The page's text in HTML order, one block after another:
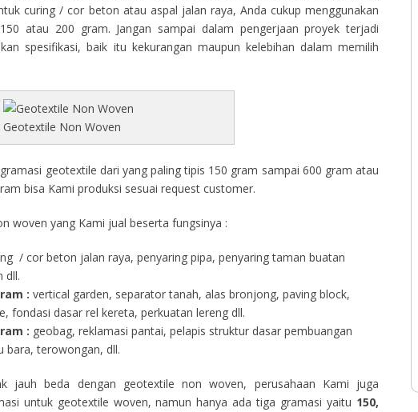
curing / cor beton atau aspal jalan raya, Anda cukup menggunakan
atau 200 gram. Jangan sampai dalam pengerjaan proyek terjadi
spesifikasi, baik itu kekurangan maupun kelebihan dalam memilih
Geotextile Non Woven
geotextile dari yang paling tipis 150 gram sampai 600 gram atau
bisa Kami produksi sesuai request customer.
woven yang Kami jual beserta fungsinya :
/ cor beton jalan raya, penyaring pipa, penyaring taman buatan
dll.
: vertical garden, separator tanah, alas bronjong, paving block,
fondasi dasar rel kereta, perkuatan lereng dll.
: geobag, reklamasi pantai, pelapis struktur dasar pembuangan
bara, terowongan, dll.
jauh beda dengan geotextile non woven, perusahaan Kami juga
untuk geotextile woven, namun hanya ada tiga gramasi yaitu 150,